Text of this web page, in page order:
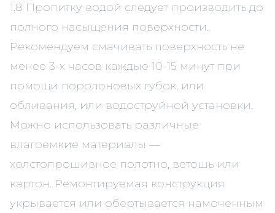
1.8 Пропитку водой следует производить до
полного насыщения поверхности.
Рекомендуем смачивать поверхность не
менее 3-х часов каждые 10-15 минут при
помощи поролоновых губок, или
обливания, или водоструйной установки.
Можно использовать различные
влагоемкие материалы —
холстопрошивное полотно, ветошь или
картон. Ремонтируемая конструкция
укрывается или обертывается намоченным